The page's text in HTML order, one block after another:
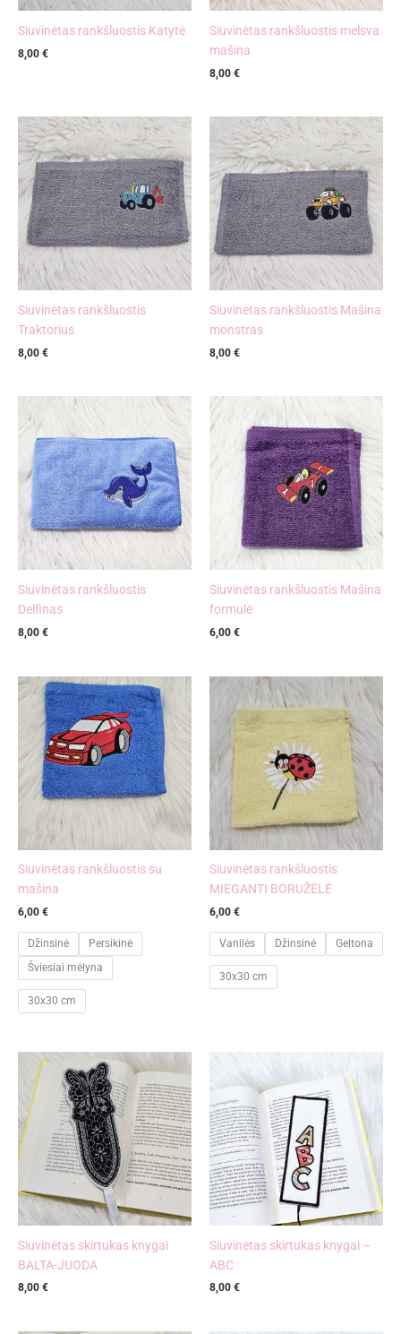
Siuvinėtas rankšluostis Katytė
8,00 €
Siuvinėtas rankšluostis melsva
mašina
8,00 €
Siuvinėtas rankšluostis
Traktorius
8,00 €
Siuvinėtas rankšluostis Mašina
monstras
8,00 €
Siuvinėtas rankšluostis
Delfinas
8,00 €
Siuvinėtas rankšluostis Mašina
formulė
6,00 €
Siuvinėtas rankšluostis su
mašina
6,00 €
Džinsinė
Persikinė
Šviesiai mėlyna
30x30 cm
Siuvinėtas rankšluostis
MIEGANTI BORUŽĖLĖ
6,00 €
Vanilės Džinsinė Geltona
30x30 cm
Siuvinėtas skirtukas knygai
BALTA-JUODA
8,00 €
Siuvinėtas skirtukas knygai –
ABC
8,00 €